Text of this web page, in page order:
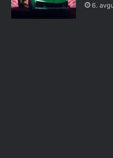
6.